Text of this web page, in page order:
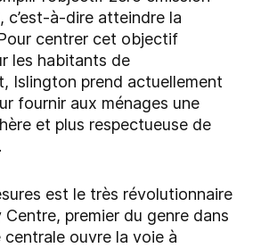
c’est-à-dire atteindre la
centrer cet objectif
les habitants de
Islington prend actuellement
fournir aux ménages une
et plus respectueuse de
est le très révolutionnaire
Centre, premier du genre dans
ouvre la voie à